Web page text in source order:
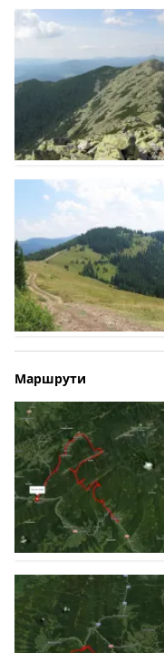
Маршрути